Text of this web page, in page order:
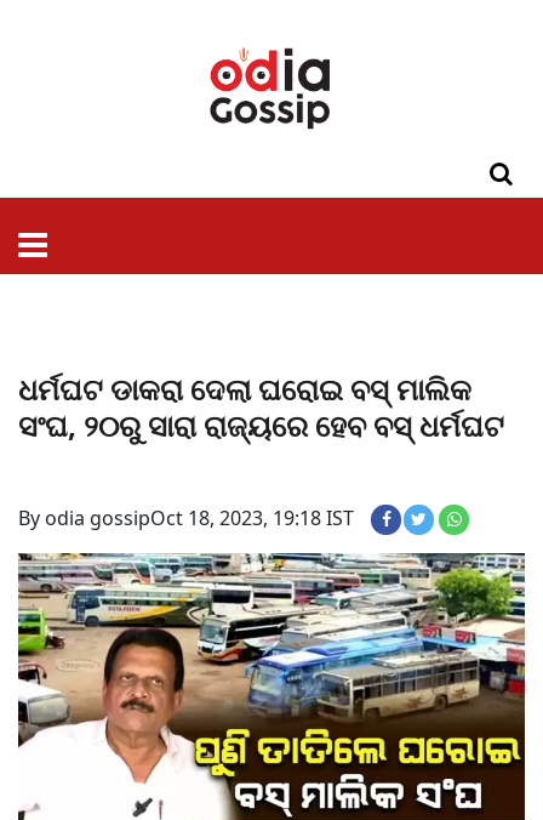
ଧର୍ମଘଟ ଡାକରା ଦେଲା ଘରୋଇ ବସ୍ ମାଲିକ
ସଂଘ, ୨୦ରୁ ସାରା ରାଜ୍ୟରେ ହେବ ବସ୍‌ ଧର୍ମଘଟ
By odia gossipOct 18, 2023, 19:18 IST